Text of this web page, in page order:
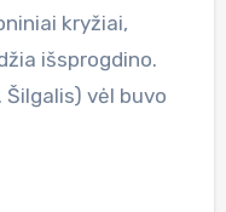
kryžiai,
išsprogdino.
Šilgalis) vėl buvo